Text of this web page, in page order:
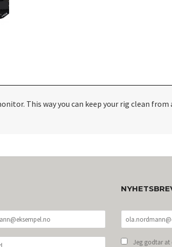
This way you can keep your rig clean from
Jeg godtar at